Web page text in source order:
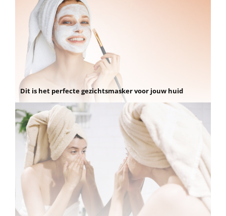
Dit is het perfecte gezichtsmasker voor jouw huid